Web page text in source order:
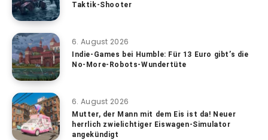
Taktik-Shooter
6. August 2026
Indie-Games bei Humble: Für 13 Euro gibt’s die
No-More-Robots-Wundertüte
6. August 2026
Mutter, der Mann mit dem Eis ist da! Neuer
herrlich zwielichtiger Eiswagen-Simulator
angekündigt